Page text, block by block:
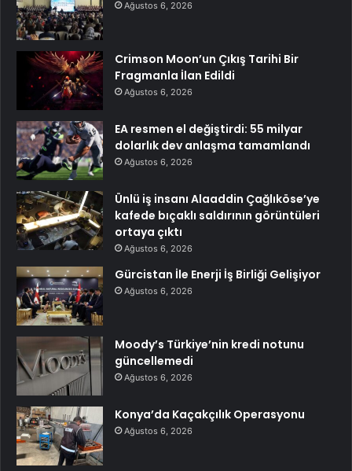
Ağustos 6, 2026
Crimson Moon’un Çıkış Tarihi Bir
Fragmanla İlan Edildi
Ağustos 6, 2026
EA resmen el değiştirdi: 55 milyar
dolarlık dev anlaşma tamamlandı
Ağustos 6, 2026
Ünlü iş insanı Alaaddin Çağlıköse’ye
kafede bıçaklı saldırının görüntüleri
ortaya çıktı
Ağustos 6, 2026
Gürcistan İle Enerji İş Birliği Gelişiyor
Ağustos 6, 2026
Moody’s Türkiye’nin kredi notunu
güncellemedi
Ağustos 6, 2026
Konya’da Kaçakçılık Operasyonu
Ağustos 6, 2026